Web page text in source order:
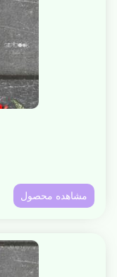
مشاهده محصول